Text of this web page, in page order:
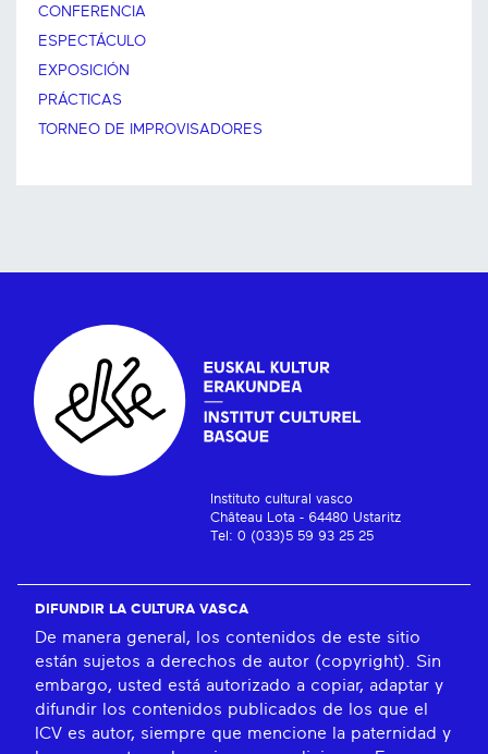
CONFERENCIA
ESPECTÁCULO
EXPOSICIÓN
PRÁCTICAS
TORNEO DE IMPROVISADORES
Instituto cultural vasco
Château Lota - 64480 Ustaritz
Tel: 0 (033)5 59 93 25 25
DIFUNDIR LA CULTURA VASCA
De manera general, los contenidos de este sitio
están sujetos a derechos de autor (copyright). Sin
embargo, usted está autorizado a copiar, adaptar y
difundir los contenidos publicados de los que el
ICV es autor, siempre que mencione la paternidad y